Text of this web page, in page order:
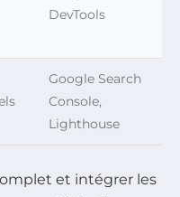
DevTools
Google Search
Console,
Lighthouse
et intégrer les